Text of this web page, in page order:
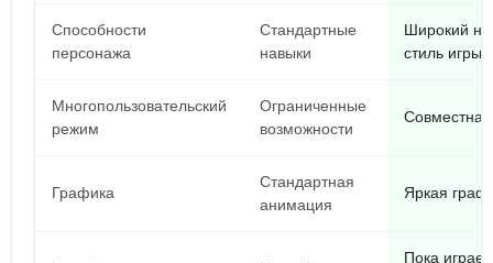
Способности
персонажа
Стандартные
навыки
Широкий
стиль игры!
Многопользовательский
режим
Ограниченные
возможности
Графика
Стандартная
анимация
Яркая
Пока